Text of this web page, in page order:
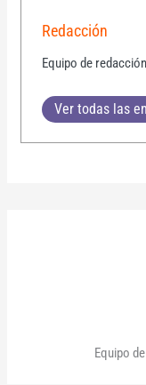
Redacción
Equipo de
Ver todas las
Equipo